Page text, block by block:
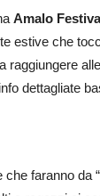
Amalo
estive che
raggiungere
dettagliate
faranno da